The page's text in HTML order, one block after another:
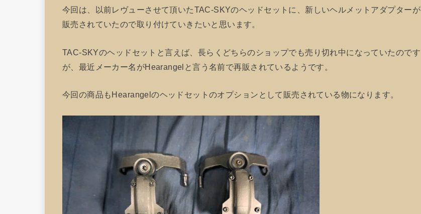
今回は、以前レヴューさせて頂いたTAC-SKYのヘッドセットに、新しいヘルメットアダプターが
販売されていたので取り付けていきたいと思います。
TAC-SKYのヘッドセットと言えば、長らくどちらのショップでも売り切れ中になっていたのです
が、最近メーカー名がHearangelと言う名前で再販されているようです。
今回の商品もHearangelのヘッドセットのオプションとして販売されている物になります。